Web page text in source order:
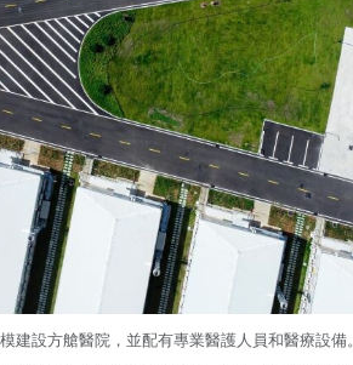
建設方艙醫院，並配有專業醫護人員和醫療設備